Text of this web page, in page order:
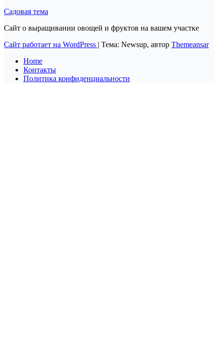
Садовая тема
Сайт о выращивании овощей и фруктов на вашем участке
Сайт работает на WordPress | Тема: Newsup, автор Themeansar
Home
Контакты
Политика конфиденциальности